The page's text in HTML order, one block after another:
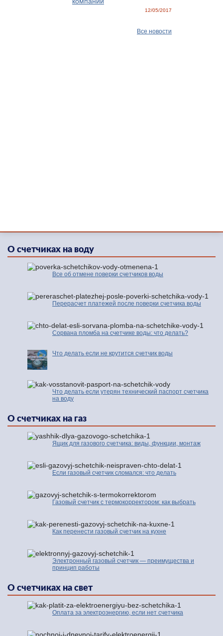
12/05/2017
Все новости
О счетчиках на воду
Все об отмене поверки счетчиков воды
Перерасчет платежей после поверки счетчика воды
Сорвана пломба на счетчике воды: что делать?
Что делать если не крутится счетчик воды
Что делать если утерян технический паспорт счетчика
на воду
О счетчиках на газ
Ящик для газового счетчика: виды, функции, монтаж
Если газовый счетчик сломался: что делать
Газовый счетчик с термокорректором: как выбрать
Как перенести газовый счетчик на кухне
Электронный газовый счетчик — преимущества и
принцип работы
О счетчиках на свет
Оплата за электроэнергию, если нет счетчика